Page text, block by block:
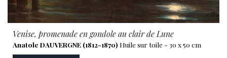
Venise, promenade en gondole au clair de Lune
Anatole DAUVERGNE (1812-1870) Huile sur toile - 30 x 50 cm